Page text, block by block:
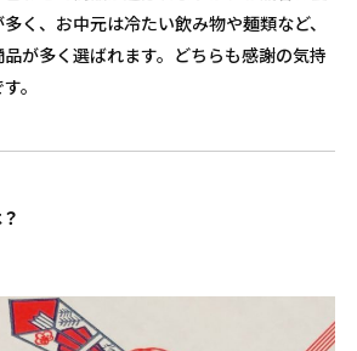
く、お中元は冷たい飲み物や麺類など、
が多く選ばれます。どちらも感謝の気持
。